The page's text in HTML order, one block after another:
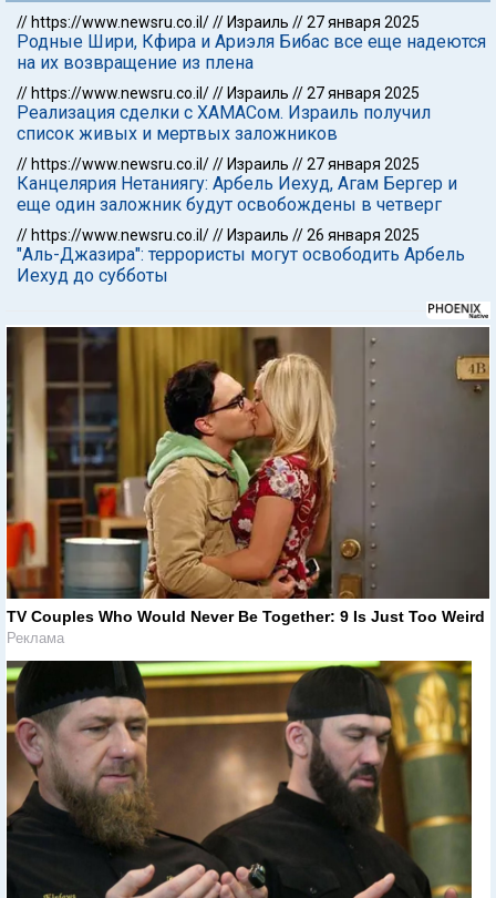
// https://www.newsru.co.il/// Израиль //27 января 2025
Родные Шири, Кфира и Ариэля Бибас все еще надеются
на их возвращение из плена
// https://www.newsru.co.il/// Израиль //27 января 2025
Реализация сделки с ХАМАСом. Израиль получил
список живых и мертвых заложников
// https://www.newsru.co.il/// Израиль //27 января 2025
Канцелярия Нетаниягу: Арбель Иехуд, Агам Бергер и
еще один заложник будут освобождены в четверг
// https://www.newsru.co.il/// Израиль //26 января 2025
"Аль-Джазира": террористы могут освободить Арбель
Иехуд до субботы
TV Couples Who Would Never Be Together: 9 Is Just Too Weird
Реклама